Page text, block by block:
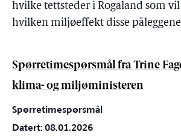
hvilke tettsteder i Rogaland som
hvilken miljøeffekt disse
Spørretimespørsmål fra Trine
klima- og miljøministeren
Spørretimespørsmål
Datert: 08.01.2026